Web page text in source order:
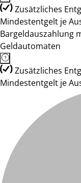
Zusätzliches
Mindestentgelt je
Bargeldauszahlung
Geldautomaten
Zusätzliches
Mindestentgelt je